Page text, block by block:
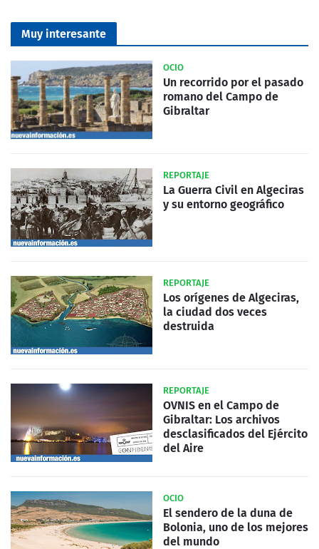
Muy interesante
OCIO
Un recorrido por el pasado
romano del Campo de
Gibraltar
REPORTAJE
La Guerra Civil en Algeciras
y su entorno geográfico
REPORTAJE
Los orígenes de Algeciras,
la ciudad dos veces
destruida
REPORTAJE
OVNIS en el Campo de
Gibraltar: Los archivos
desclasificados del Ejército
del Aire
OCIO
El sendero de la duna de
Bolonia, uno de los mejores
del mundo